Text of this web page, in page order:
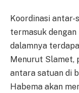
Koordinasi antar-
termasuk
dalamnya
Menurut Slamet,
antara satuan di
Habema akan